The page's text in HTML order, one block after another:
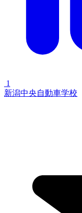
1
新潟中央自動車学校